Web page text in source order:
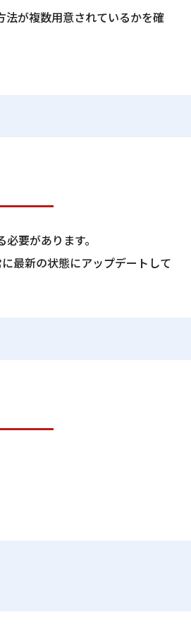
が複数用意されているかを確
要があります。
最新の状態にアップデートして